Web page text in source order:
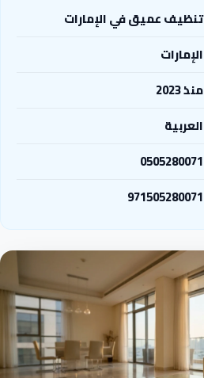
تنظيف عميق في الإمارات
الإمارات
منذ 2023
العربية
0505280071
971505280071